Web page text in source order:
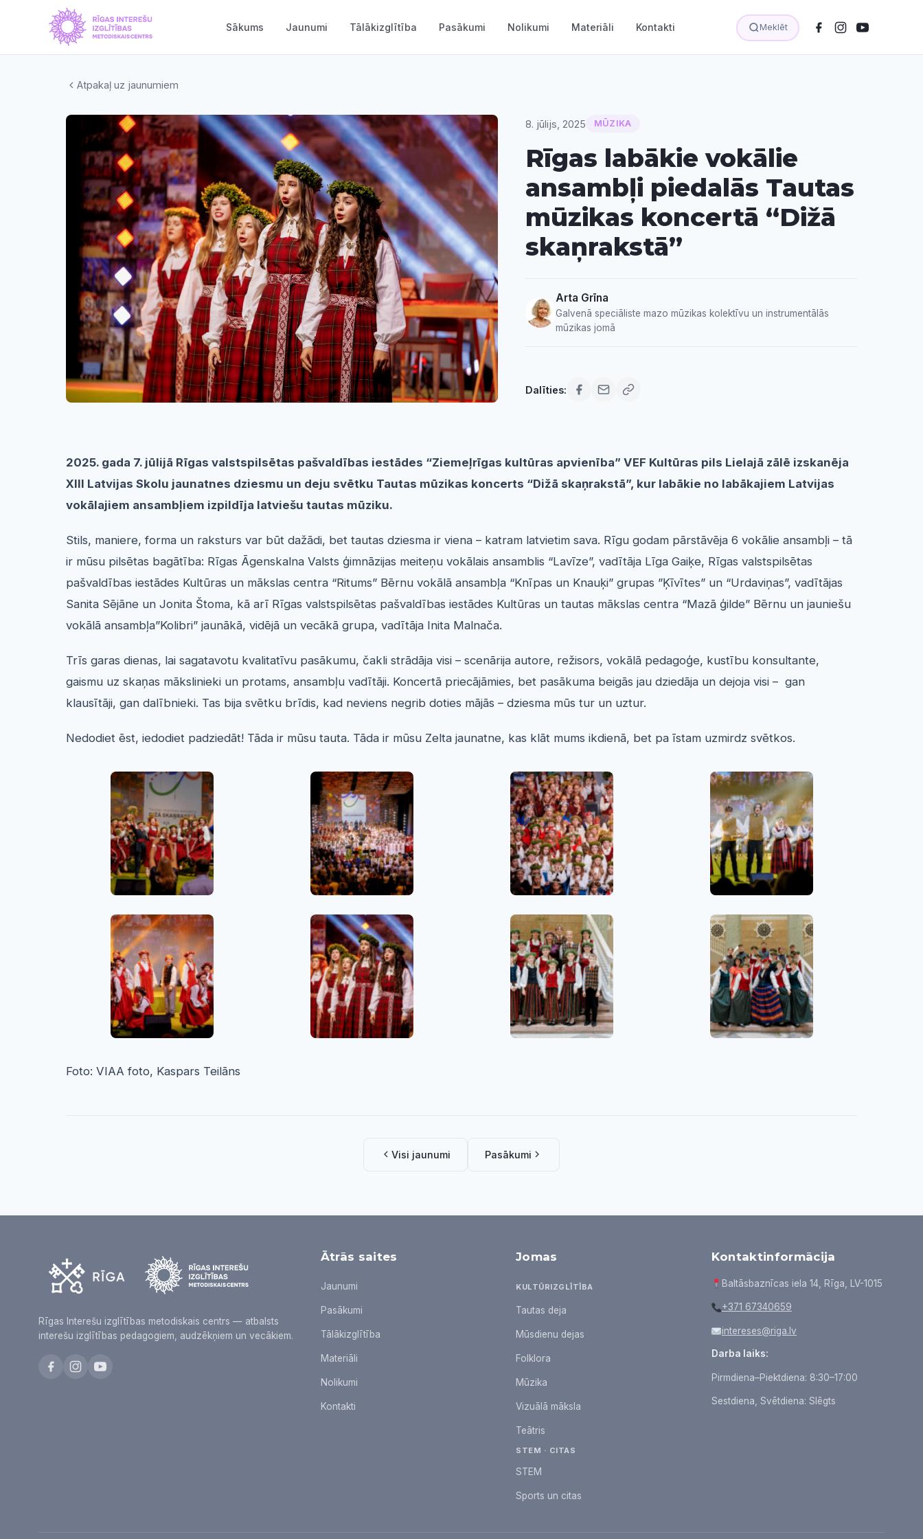
Sākums Jaunumi Tālākizglītība Pasākumi Nolikumi Materiāli Kontakti Meklēt
Atpakaļ uz jaunumiem
8. jūlijs, 2025 MŪZIKA
Rīgas labākie vokālie
ansambļi piedalās Tautas
mūzikas koncertā “Dižā
skaņrakstā”
Arta Grīna
Galvenā speciāliste mazo mūzikas kolektīvu un instrumentālās
mūzikas jomā
Dalīties:
2025. gada 7. jūlijā Rīgas valstspilsētas pašvaldības iestādes “Ziemeļrīgas kultūras apvienība” VEF Kultūras pils Lielajā zālē izskanēja
XIII Latvijas Skolu jaunatnes dziesmu un deju svētku Tautas mūzikas koncerts “Dižā skaņrakstā”, kur labākie no labākajiem Latvijas
vokālajiem ansambļiem izpildīja latviešu tautas mūziku.
Stils, maniere, forma un raksturs var būt dažādi, bet tautas dziesma ir viena – katram latvietim sava. Rīgu godam pārstāvēja 6 vokālie ansambļi – tā
ir mūsu pilsētas bagātība: Rīgas Āgenskalna Valsts ģimnāzijas meiteņu vokālais ansamblis “Lavīze”, vadītāja Līga Gaiķe, Rīgas valstspilsētas
pašvaldības iestādes Kultūras un mākslas centra “Ritums” Bērnu vokālā ansambļa “Knīpas un Knauķi” grupas ”Ķīvītes” un “Urdaviņas”, vadītājas
Sanita Sējāne un Jonita Štoma, kā arī Rīgas valstspilsētas pašvaldības iestādes Kultūras un tautas mākslas centra “Mazā ģilde” Bērnu un jauniešu
vokālā ansambļa”Kolibri” jaunākā, vidējā un vecākā grupa, vadītāja Inita Malnača.
Trīs garas dienas, lai sagatavotu kvalitatīvu pasākumu, čakli strādāja visi – scenārija autore, režisors, vokālā pedagoģe, kustību konsultante,
gaismu uz skaņas mākslinieki un protams, ansambļu vadītāji. Koncertā priecājāmies, bet pasākuma beigās jau dziedāja un dejoja visi – gan
klausītāji, gan dalībnieki. Tas bija svētku brīdis, kad neviens negrib doties mājās – dziesma mūs tur un uztur.
Nedodiet ēst, iedodiet padziedāt! Tāda ir mūsu tauta. Tāda ir mūsu Zelta jaunatne, kas klāt mums ikdienā, bet pa īstam uzmirdz svētkos.
Foto: VIAA foto, Kaspars Teilāns
Visi jaunumi Pasākumi
Rīgas Interešu izglītības metodiskais centrs — atbalsts
interešu izglītības pedagogiem, audzēkņiem un vecākiem.
Ātrās saites
Jaunumi
Pasākumi
Tālākizglītība
Materiāli
Nolikumi
Kontakti
Jomas
KULTŪRIZGLĪTĪBA
Tautas deja
Mūsdienu dejas
Folklora
Mūzika
Vizuālā māksla
Teātris
STEM · CITAS
STEM
Sports un citas
Kontaktinformācija
Baltāsbaznīcas iela 14, Rīga, LV-1015
+371 67340659
intereses@riga.lv
Darba laiks:
Pirmdiena–Piektdiena: 8:30–17:00
Sestdiena, Svētdiena: Slēgts